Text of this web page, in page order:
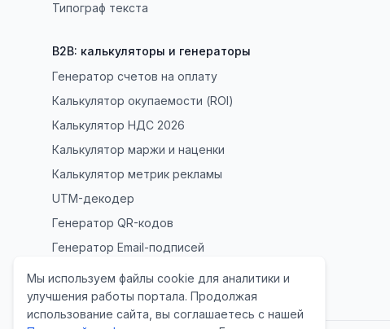
Типограф текста
B2B: калькуляторы и генераторы
Генератор счетов на оплату
Калькулятор окупаемости (ROI)
Калькулятор НДС 2026
Калькулятор маржи и наценки
Калькулятор метрик рекламы
UTM-декодер
Генератор QR-кодов
Генератор Email-подписей
Генератор Политики (152-ФЗ)
Мы используем файлы cookie для аналитики и
улучшения работы портала. Продолжая
использование сайта, вы соглашаетесь с нашей